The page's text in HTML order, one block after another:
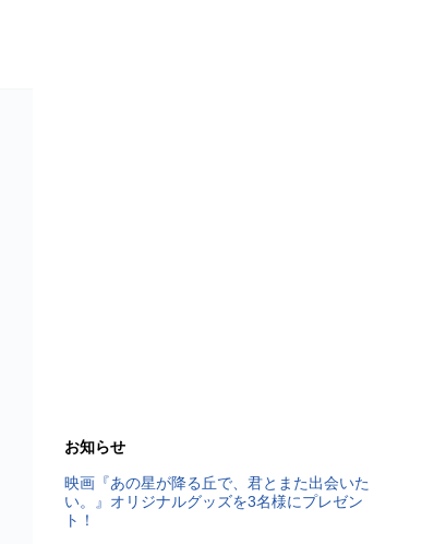
お知らせ
映画『あの星が降る丘で、君とまた出会いた
い。』オリジナルグッズを3名様にプレゼン
ト！